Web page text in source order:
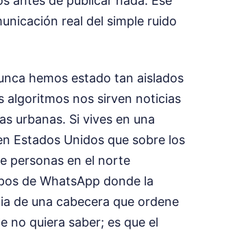
real del simple ruido
hemos estado tan aislados
algoritmos nos sirven noticias
urbanas. Si vives en una
Estados Unidos que sobre los
personas en el norte
de WhatsApp donde la
de una cabecera que ordene
no quiera saber; es que el